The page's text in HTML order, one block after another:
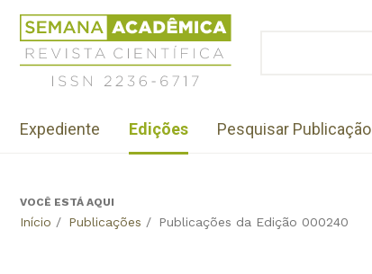
Jump
navigation
Revista
Científica
Semana
Acadêmica
2236-
Menu
institutional
Expediente Edições Pesquisar Publicação
BackVOCÊ ESTÁ AQUI
Início / Publicações / Publicações da Edição 000240